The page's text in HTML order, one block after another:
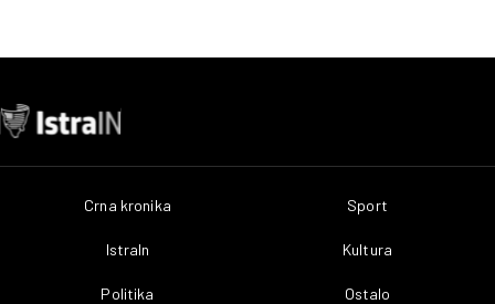
Crna kronika
IstraIn
Politika
Sport
Kultura
Ostalo